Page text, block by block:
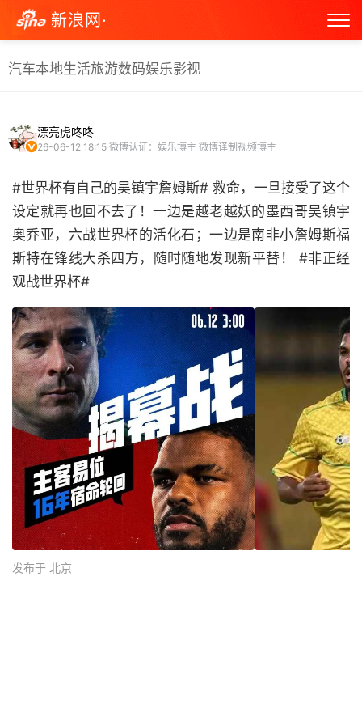
新浪网·
汽车本地生活旅游数码娱乐影视
漂亮虎咚咚
26-06-12 18:15 微博认证：娱乐博主 微博译制视频博主
#世界杯有自己的吴镇宇詹姆斯# 救命，一旦接受了这个
设定就再也回不去了！一边是越老越妖的墨西哥吴镇宇
奥乔亚，六战世界杯的活化石；一边是南非小詹姆斯福
斯特在锋线大杀四方，随时随地发现新平替！ #非正经
观战世界杯# ​
发布于 北京